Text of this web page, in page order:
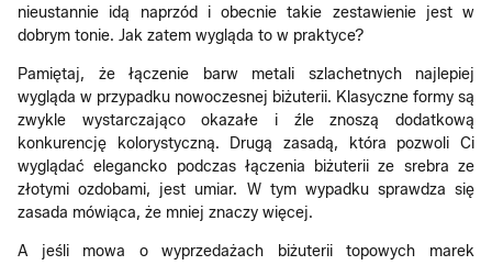
nieustannie idą naprzód i obecnie takie zestawienie jest w
dobrym tonie. Jak zatem wygląda to w praktyce?
Pamiętaj, że łączenie barw metali szlachetnych najlepiej
wygląda w przypadku nowoczesnej biżuterii. Klasyczne formy są
zwykle wystarczająco okazałe i źle znoszą dodatkową
konkurencję kolorystyczną. Drugą zasadą, która pozwoli Ci
wyglądać elegancko podczas łączenia biżuterii ze srebra ze
złotymi ozdobami, jest umiar. W tym wypadku sprawdza się
zasada mówiąca, że mniej znaczy więcej.
A jeśli mowa o wyprzedażach biżuterii topowych marek